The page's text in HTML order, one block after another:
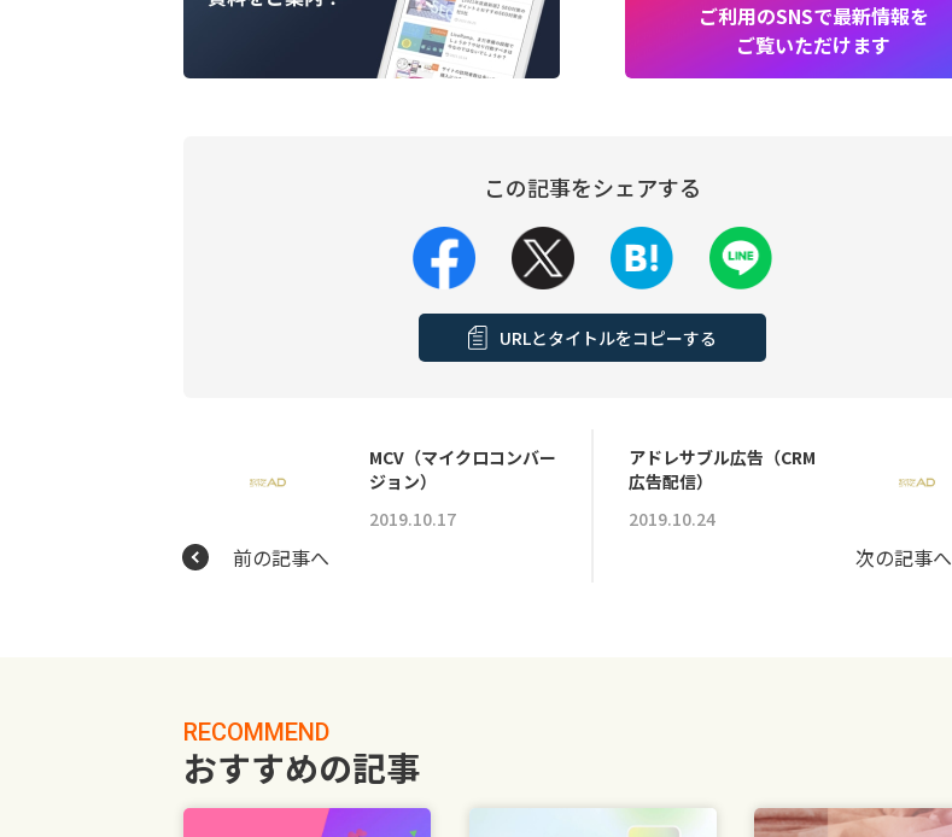
ご利用のSNSで最新情報を
ご覧いただけます
この記事をシェアする
URLとタイトルをコピーする
MCV（マイクロコンバー
ジョン）
2019.10.17
前の記事へ
アドレサブル広告（CRM
広告配信）
2019.10.24
次の記事へ
RECOMMEND
おすすめの記事